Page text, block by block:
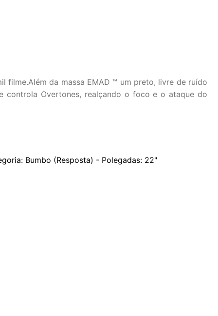
filme.Além da massa EMAD ™ um preto, livre de ruído
controla Overtones, realçando o foco e o ataque do
Bumbo (Resposta) - Polegadas: 22"